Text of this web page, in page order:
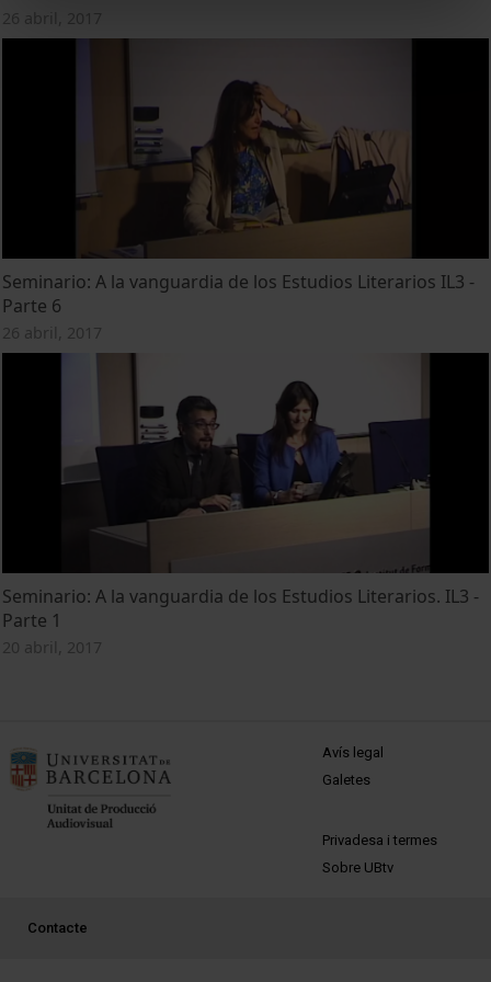
26 abril, 2017
Seminario: A la vanguardia de los Estudios Literarios IL3 -
Parte 6
26 abril, 2017
Seminario: A la vanguardia de los Estudios Literarios. IL3 -
Parte 1
20 abril, 2017
MENÚ PEU 1
Avís legal
Galetes
PEU 2
Privadesa i termes
Sobre UBtv
PEU 3
Contacte